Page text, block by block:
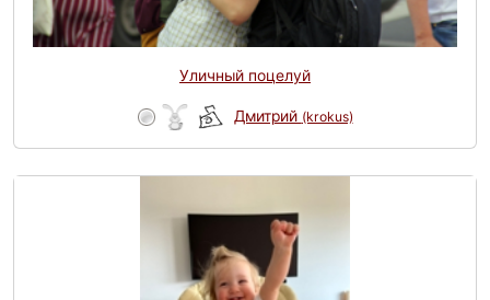
Уличный поцелуй
Дмитрий (krokus)